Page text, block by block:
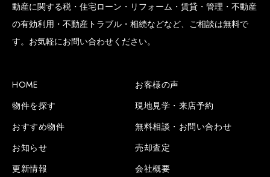
動産に関する税・住宅ローン・リフォーム・賃貸・管理・不動産
の有効利用・不動産トラブル・相続などなど、ご相談は無料で
す。お気軽にお問い合わせください。
HOME
物件を探す
おすすめ物件
お知らせ
更新情報
お客様の声
現地見学・来店予約
無料相談・お問い合わせ
売却査定
会社概要